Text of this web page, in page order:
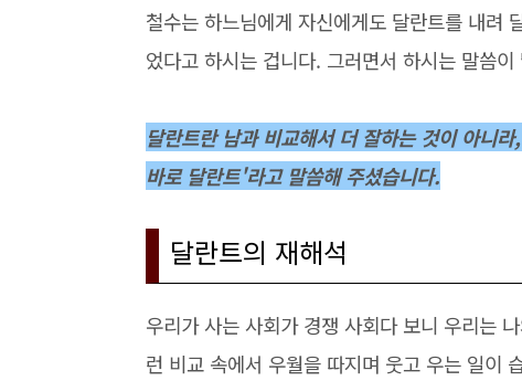
철수는 하느님에게 자신에게도 달란트를 내려
었다고 하시는 겁니다. 그러면서 하시는 말씀
달란트란 남과 비교해서 더 잘하는 것이 아니
바로 달란트'라고 말씀해 주셨습니다.
달란트의 재해석
우리가 사는 사회가 경쟁 사회다 보니 우리는
런 비교 속에서 우월을 따지며 웃고 우는 일이